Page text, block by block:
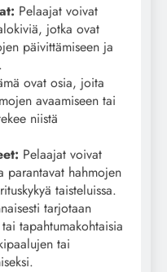
Pelaajat voivat
jotka ovat
päivittämiseen ja
ovat osia, joita
avaamiseen tai
niistä
Pelaajat voivat
parantavat hahmojen
taisteluissa.
tarjotaan
tapahtumakohtaisia
tai